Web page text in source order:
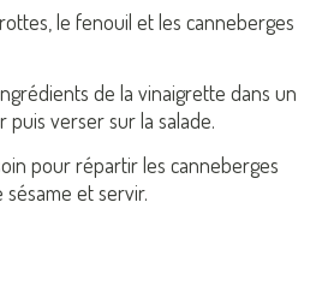
le fenouil et les canneberges
de la vinaigrette dans un
puis verser sur la salade.
pour répartir les canneberges
et servir.